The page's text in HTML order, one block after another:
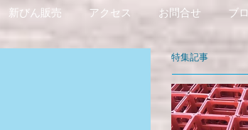
新びん販売 アクセス お問合せ ブ
特集記事